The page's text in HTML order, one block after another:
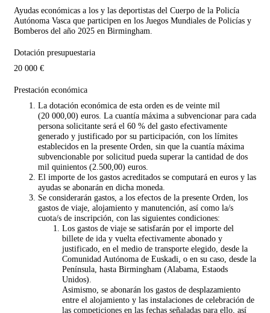
Ayudas económicas a los y las deportistas del Cuerpo de la Policía
Autónoma Vasca que participen en los Juegos Mundiales de Policías y
Bomberos del año 2025 en Birmingham.
Dotación presupuestaria
20 000 €
Prestación económica
La dotación económica de esta orden es de veinte mil
(20 000,00) euros. La cuantía máxima a subvencionar para cada
persona solicitante será el 60 % del gasto efectivamente
generado y justificado por su participación, con los límites
establecidos en la presente Orden, sin que la cuantía máxima
subvencionable por solicitud pueda superar la cantidad de dos
mil quinientos (2.500,00) euros.
El importe de los gastos acreditados se computará en euros y las
ayudas se abonarán en dicha moneda.
Se considerarán gastos, a los efectos de la presente Orden, los
gastos de viaje, alojamiento y manutención, así como la/s
cuota/s de inscripción, con las siguientes condiciones:
Los gastos de viaje se satisfarán por el importe del
billete de ida y vuelta efectivamente abonado y
justificado, en el medio de transporte elegido, desde la
Comunidad Autónoma de Euskadi, o en su caso, desde la
Península, hasta Birmingham (Alabama, Estaods
Unidos).
Asimismo, se abonarán los gastos de desplazamiento
entre el alojamiento y las instalaciones de celebración de
las competiciones en las fechas señaladas para ello, así